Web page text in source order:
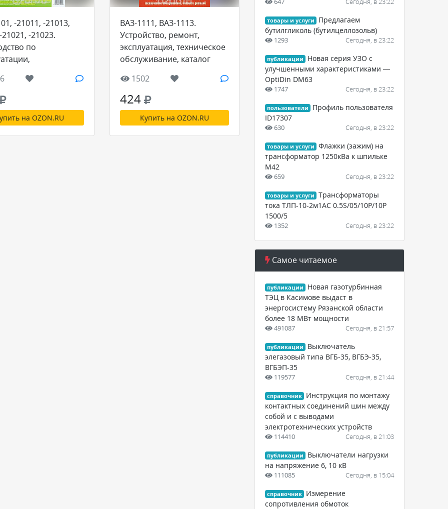
-21011, -21013,
-21023.
по
и ремонту,
запасных частей
на OZON.RU
ВАЗ-1111, ВАЗ-1113.
Устройство, ремонт,
эксплуатация, техническое
обслуживание, каталог
1502
424
Купить на OZON.RU
товары и услуги
Предлагаем
бутилгликоль (бутилцеллозольв)
1293 Сегодня, в 23:22
публикации
Новая серия УЗО с
улучшенными характеристиками —
OptiDin DM63
1747 Сегодня, в 23:22
пользователи
Профиль пользователя
ID17307
630 Сегодня, в 23:22
товары и услуги
Флажки (зажим) на
трансформатор 1250кВа к шпильке
М42
659 Сегодня, в 23:22
товары и услуги
Трансформаторы
тока ТЛП-10-2м1АС 0.5S/05/10Р/10Р
1500/5
1352 Сегодня, в 23:22
Самое читаемое
публикации
Новая газотурбинная
ТЭЦ в Касимове выдаст в
энергосистему Рязанской области
более 18 МВт мощности
491087 Сегодня, в 21:57
публикации
Выключатель
элегазовый типа ВГБ-35, ВГБЭ-35,
ВГБЭП-35
119577 Сегодня, в 21:44
справочник
Инструкция по монтажу
контактных соединений шин между
собой и с выводами
электротехнических устройств
114410 Сегодня, в 21:03
публикации
Выключатели нагрузки
на напряжение 6, 10 кВ
111085 Сегодня, в 15:04
справочник
Измерение
сопротивления обмоток